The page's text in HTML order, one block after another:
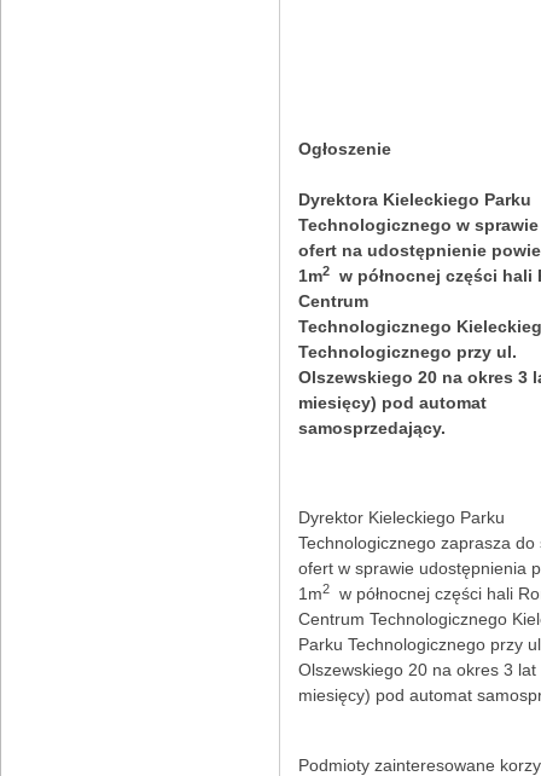
Ogłoszenie
Dyrektora Kieleckiego Parku
Technologicznego w
ofert na udostępnienie
1m2
w północnej części hali
Centrum
Technologicznego
Technologicznego przy ul.
Olszewskiego 20 na okres 3
miesięcy) pod automat
samosprzedający.
Dyrektor Kieleckiego Parku
Technologicznego zaprasza do
ofert w sprawie udostępnienia
1m2
w północnej części hali
Centrum Technologicznego
Parku Technologicznego przy
Olszewskiego 20 na okres 3 lat
miesięcy) pod automat
Podmioty zainteresowane